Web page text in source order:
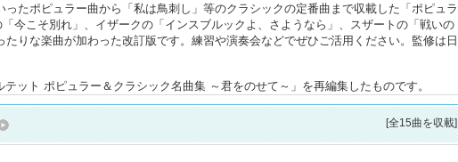
ったポピュラー曲から「私は鳥刺し」等のクラシックの定番曲まで収載した「ポピュラ
今こそ別れ」、イザークの「インスブルックよ、さようなら」、スザートの「戦いの
りな楽曲が加わった改訂版です。練習や演奏会などでぜひご活用ください。監修は日
ット ポピュラー＆クラシック名曲集 ～君をのせて～」を再編集したものです。
[全15曲を収載]